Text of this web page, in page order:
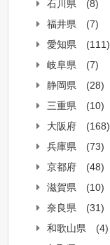
石川県
(8)
福井県
(7)
愛知県
(111)
岐阜県
(7)
静岡県
(28)
三重県
(10)
大阪府
(168)
兵庫県
(73)
京都府
(48)
滋賀県
(10)
奈良県
(31)
和歌山県
(4)